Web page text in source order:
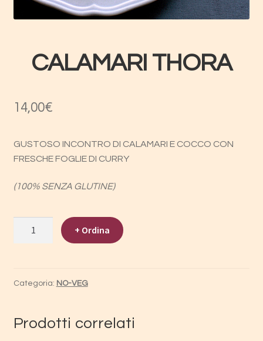
Termini e Condizioni
CALAMARI THORA
14,00€
GUSTOSO INCONTRO DI CALAMARI E COCCO CON
FRESCHE FOGLIE DI CURRY
(100% SENZA GLUTINE)
+ Ordina
Categoria: NO-VEG
Prodotti correlati